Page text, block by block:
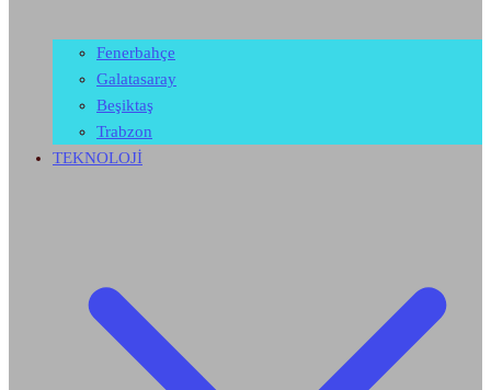
Fenerbahçe
Galatasaray
Beşiktaş
Trabzon
TEKNOLOJİ